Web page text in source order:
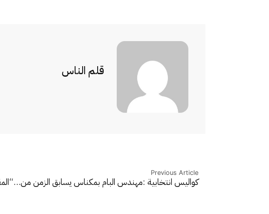
قلم الناس
Previous Article
كواليس انتخابية :مهندس البام بمكناس يسابق الزمن من…